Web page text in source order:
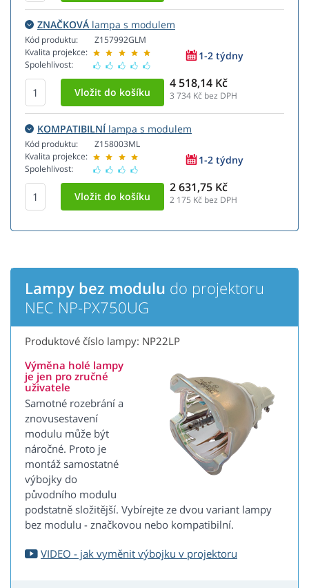
ZNAČKOVÁ lampa s modulem
Kód produktu:
Kvalita projekce:
Spolehlivost:
Z157992GLM
1-2 týdny
4 518,14 Kč
3 734 Kč bez DPH
KOMPATIBILNÍlampa s modulem
Kód produktu:
Kvalita projekce:
Spolehlivost:
Z158003ML
1-2 týdny
2 631,75 Kč
2 175 Kč bez DPH
Lampy bez modulu do projektoru
NEC NP-PX750UG
Produktové číslo lampy: NP22LP
Výměna holé lampy
je jen pro zručné
uživatele
Samotné rozebrání a
znovusestavení
modulu může být
náročné. Proto je
montáž samostatné
výbojky do
původního modulu
podstatně složitější. Vybírejte ze dvou variant lampy
bez modulu - značkovou nebo kompatibilní.
VIDEO - jak vyměnit výbojku v projektoru